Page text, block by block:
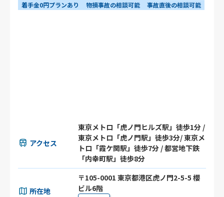
着手金0円プランあり
物損事故の相談可能 事故直後の相談可能
アクセス
東京メトロ「虎ノ門ヒルズ駅」徒歩1分 /
東京メトロ「虎ノ門駅」徒歩3分/ 東京メ
トロ「霞ケ関駅」徒歩7分 / 都営地下鉄
「内幸町駅」徒歩8分
所在地
〒105-0001 東京都港区虎ノ門2-5-5 櫻
ビル6階